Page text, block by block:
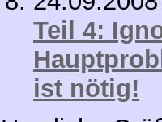
Herzliche
prachtvollen
Gerhard
Initiator der